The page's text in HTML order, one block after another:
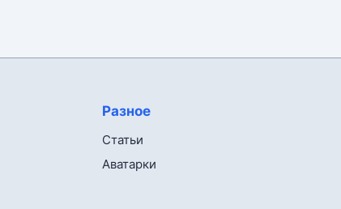
Разное
Статьи
Аватарки